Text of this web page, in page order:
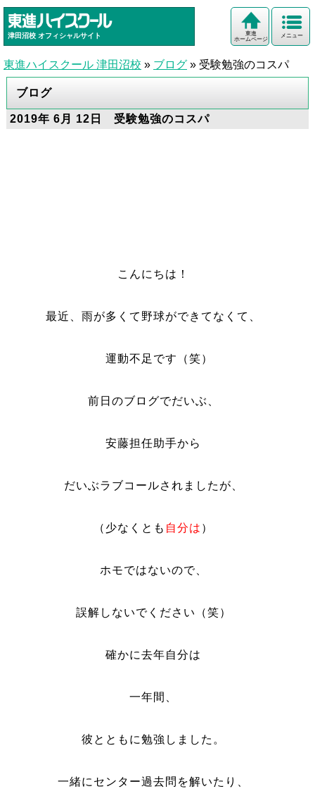
津田沼校 オフィシャルサイト メニュー
東進
ホームページ
東進ハイスクール 津田沼校 » ブログ » 受験勉強のコスパ
ブログ
2019年 6月 12日 受験勉強のコスパ
こんにちは！
最近、雨が多くて野球ができてなくて、
運動不足です（笑）
前日のブログでだいぶ、
安藤担任助手から
だいぶラブコールされましたが、
（少なくとも 自分は ）
ホモではないので、
誤解しないでください（笑）
確かに去年自分は
一年間、
彼とともに勉強しました。
一緒にセンター過去問を解いたり、